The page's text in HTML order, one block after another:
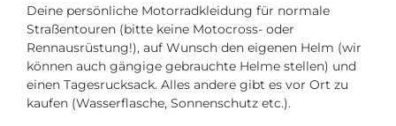
Deine persönliche Motorradkleidung für normale
Straßentouren (bitte keine Motocross- oder
Rennausrüstung!), auf Wunsch den eigenen Helm (wir
können auch gängige gebrauchte Helme stellen) und
einen Tagesrucksack. Alles andere gibt es vor Ort zu
kaufen (Wasserflasche, Sonnenschutz etc.).